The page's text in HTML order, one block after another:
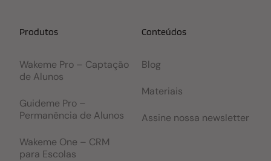
Produtos
Wakeme Pro – Captação
de Alunos
Guideme Pro –
Permanência de Alunos
Wakeme One – CRM
para Escolas
Conteúdos
Blog
Materiais
Assine nossa newsletter